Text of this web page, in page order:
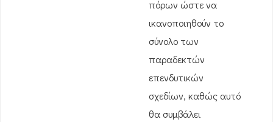
πόρων ώστε να
ικανοποιηθούν το
σύνολο των
παραδεκτών
επενδυτικών
σχεδίων, καθώς αυτό
θα συμβάλει